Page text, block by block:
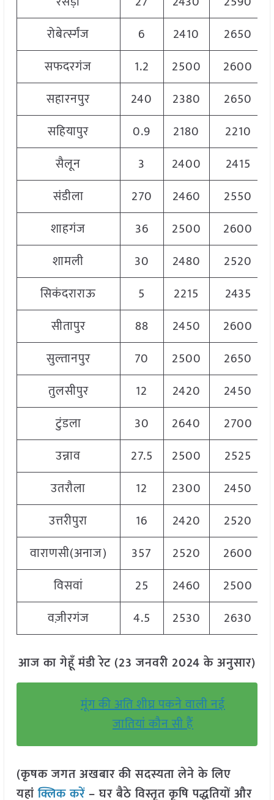
रोबेर्त्स्गंज
6 2410 2650
सफदरगंज
1.2 2500 2600
सहारनपुर
240 2380 2650
सहियापुर
0.9 2180 2210
सैलून
3 2400
2415
संडीला
270 2460
2550
शाहगंज
36 2500 2600
शामली
30 2480 2520
सिकंदराराऊ
5 2215
2435
सीतापुर
88 2450 2600
सुल्तानपुर
70 2500 2650
तुलसीपुर
12 2420 2450
टुंडला
30 2640
2700
उन्नाव
27.5 2500
2525
उतरौला
12 2300 2450
उत्तरीपुरा
16 2420
2520
वाराणसी(अनाज)
357 2520
2600
विसवां
25 2460 2500
वज़ीरगंज
4.5 2530 2630
आज का गेहूँ मंडी रेट (23 जनवरी 2024 के अनुसार)
मूंग की अति शीघ्र पकने वाली नई
जातियां कौन सी हैं
(कृषक जगत अखबार की सदस्यता लेने के लिए
यहांक्लिक करें– घर बैठे विस्तृत कृषि पद्धतियों और